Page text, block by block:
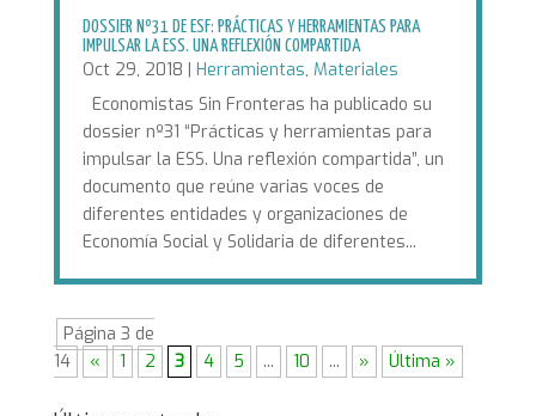
DOSSIER Nº31 DE ESF: PRÁCTICAS Y HERRAMIENTAS PARA
IMPULSAR LA ESS. UNA REFLEXIÓN COMPARTIDA
Oct 29, 2018 | Herramientas, Materiales
Economistas Sin Fronteras ha publicado su
dossier nº31 “Prácticas y herramientas para
impulsar la ESS. Una reflexión compartida”, un
documento que reúne varias voces de
diferentes entidades y organizaciones de
Economía Social y Solidaria de diferentes...
Página 3 de
14
« 1 2 3 4 5 ... 10 ... » Última »